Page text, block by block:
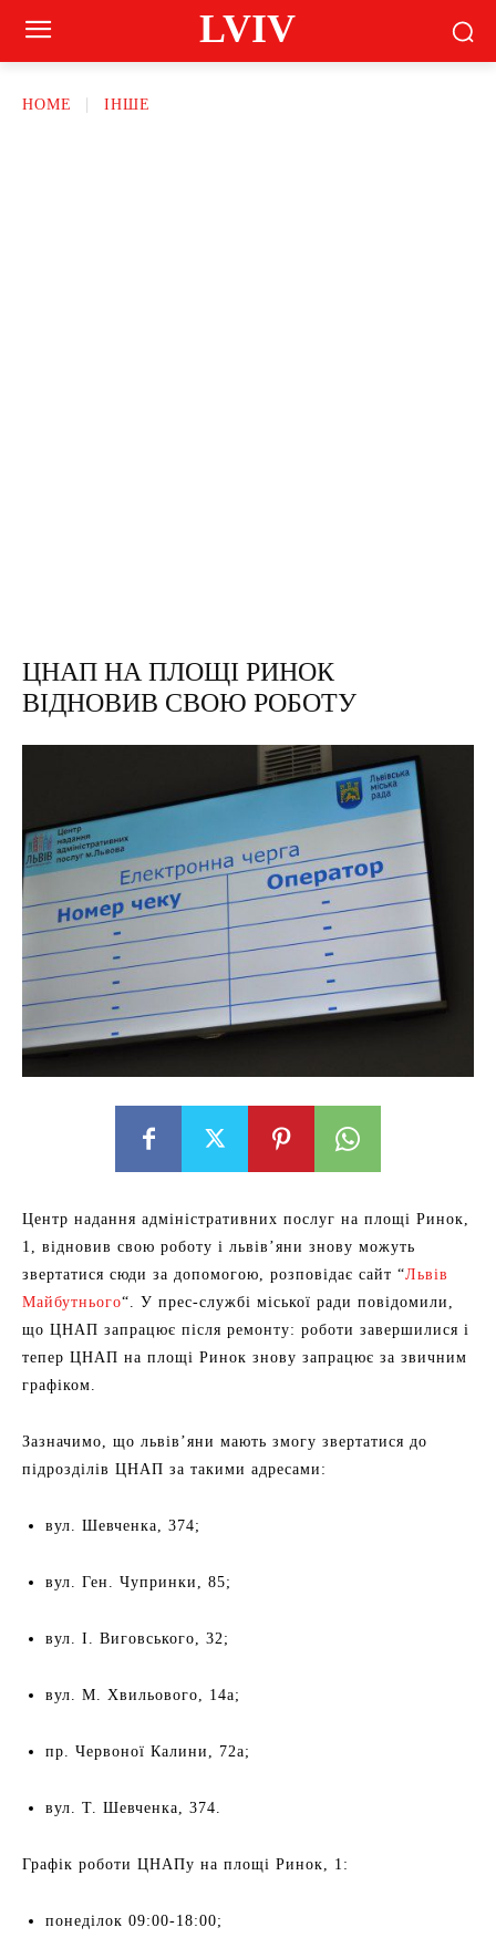
LVIV
HOME ІНШЕ
ЦНАП НА ПЛОЩІ РИНОК
ВІДНОВИВ СВОЮ РОБОТУ
Центр надання адміністративних послуг на площі Ринок,
1, відновив свою роботу і львів’яни знову можуть
звертатися сюди за допомогою, розповідає сайт “Львів
Майбутнього“. У прес-службі міської ради повідомили,
що ЦНАП запрацює після ремонту: роботи завершилися і
тепер ЦНАП на площі Ринок знову запрацює за звичним
графіком.
Зазначимо, що львів’яни мають змогу звертатися до
підрозділів ЦНАП за такими адресами:
вул. Шевченка, 374;
вул. Ген. Чупринки, 85;
вул. І. Виговського, 32;
вул. М. Хвильового, 14а;
пр. Червоної Калини, 72а;
вул. Т. Шевченка, 374.
Графік роботи ЦНАПу на площі Ринок, 1:
понеділок 09:00-18:00;